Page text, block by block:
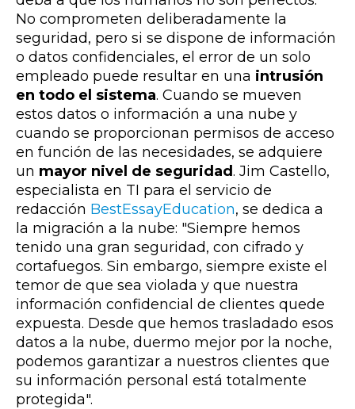
No comprometen deliberadamente la
seguridad, pero si se dispone de información
o datos confidenciales, el error de un solo
empleado puede resultar en una intrusión
en todo el sistema. Cuando se mueven
estos datos o información a una nube y
cuando se proporcionan permisos de acceso
en función de las necesidades, se adquiere
un mayor nivel de seguridad. Jim Castello,
especialista en TI para el servicio de
redacción BestEssayEducation, se dedica a
la migración a la nube: "Siempre hemos
tenido una gran seguridad, con cifrado y
cortafuegos. Sin embargo, siempre existe el
temor de que sea violada y que nuestra
información confidencial de clientes quede
expuesta. Desde que hemos trasladado esos
datos a la nube, duermo mejor por la noche,
podemos garantizar a nuestros clientes que
su información personal está totalmente
protegida".